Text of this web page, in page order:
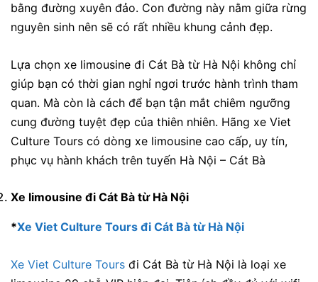
bằng đường xuyên đảo. Con đường này nằm giữa rừng
nguyên sinh nên sẽ có rất nhiều khung cảnh đẹp.
Lựa chọn xe limousine đi Cát Bà từ Hà Nội không chỉ
giúp bạn có thời gian nghỉ ngơi trước hành trình tham
quan. Mà còn là cách để bạn tận mắt chiêm ngưỡng
cung đường tuyệt đẹp của thiên nhiên. Hãng xe Viet
Culture Tours có dòng xe limousine cao cấp, uy tín,
phục vụ hành khách trên tuyến Hà Nội – Cát Bà
Xe limousine đi Cát Bà từ Hà Nội
*Xe Viet Culture Tours đi Cát Bà từ Hà Nội
Xe Viet Culture Tours đi Cát Bà từ Hà Nội là loại xe